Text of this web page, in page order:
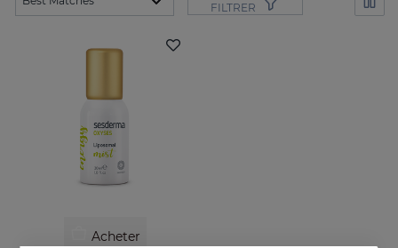
FILTRER
Acheter